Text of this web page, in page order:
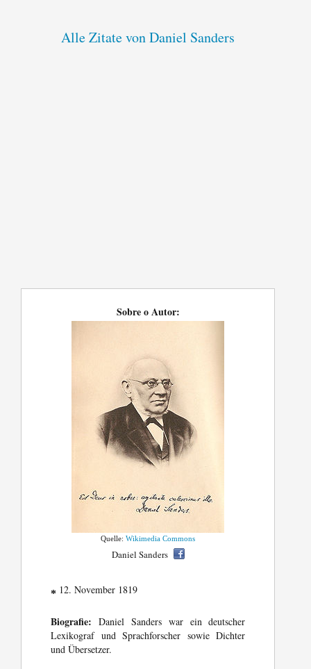
Alle Zitate von Daniel Sanders
Sobre o Autor:
Quelle:Wikimedia Commons
Daniel Sanders
* 12. November 1819
Biografie: Daniel Sanders war ein deutscher
Lexikograf und Sprachforscher sowie Dichter
und Übersetzer.